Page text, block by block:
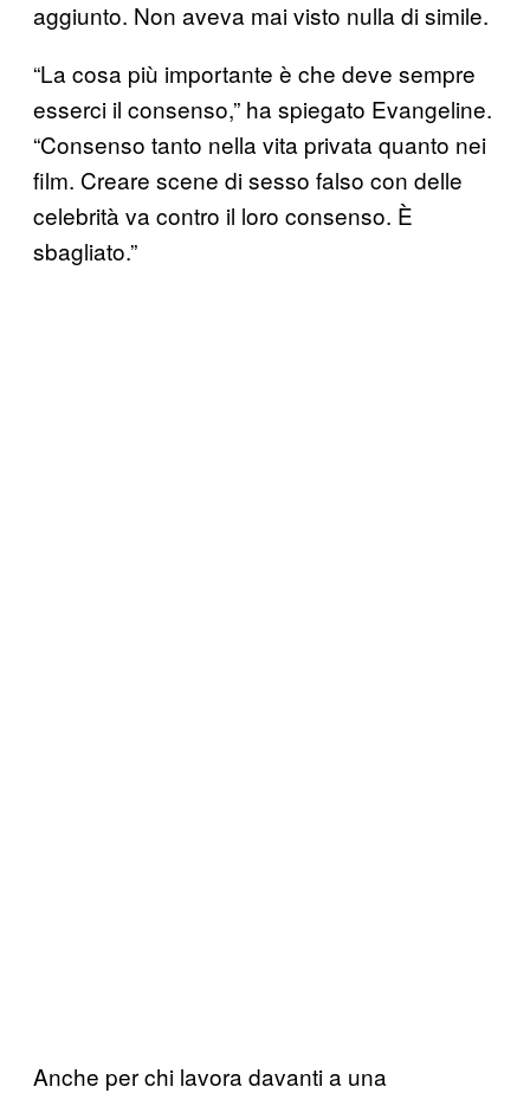
aggiunto. Non aveva mai visto nulla di simile.
“La cosa più importante è che deve sempre
esserci il consenso,” ha spiegato Evangeline.
“Consenso tanto nella vita privata quanto nei
film. Creare scene di sesso falso con delle
celebrità va contro il loro consenso. È
sbagliato.”
Anche per chi lavora davanti a una